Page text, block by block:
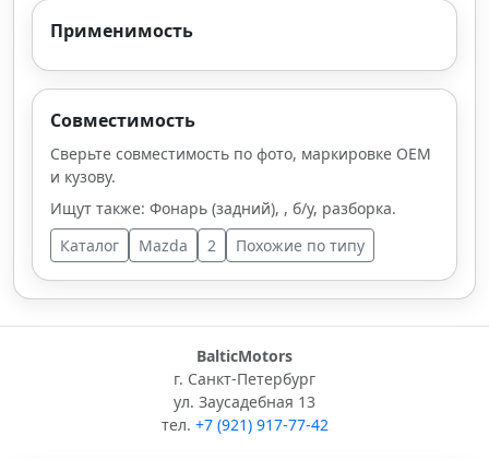
Применимость
Совместимость
Сверьте совместимость по фото, маркировке OEM
и кузову.
Ищут также: Фонарь (задний), , б/у, разборка.
Каталог
Mazda 2 Похожие по типу
BalticMotors
г. Санкт-Петербург
ул. Заусадебная 13
тел. +7 (921) 917-77-42